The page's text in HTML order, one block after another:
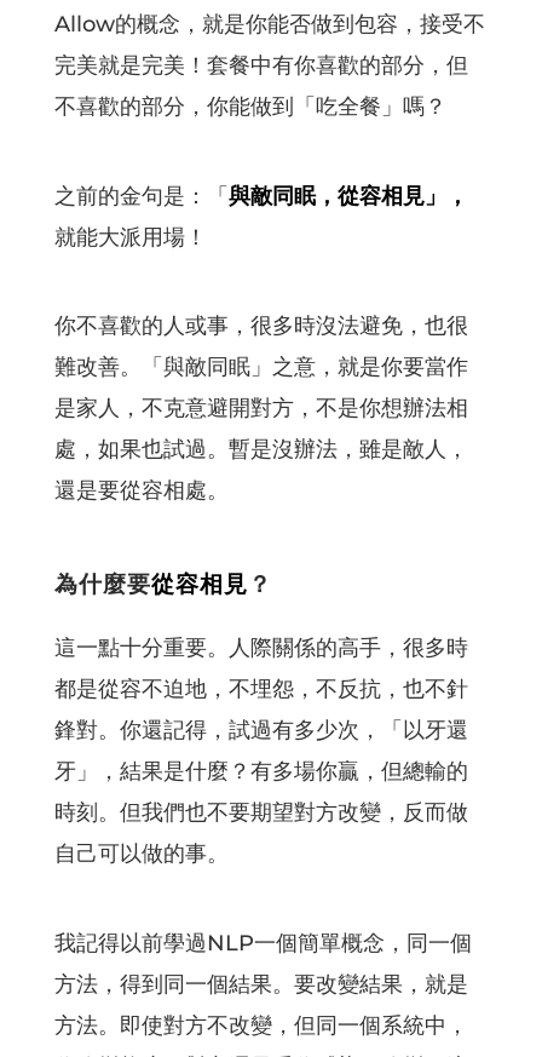
Allow的概念，就是你能否做到包容，接受不
完美就是完美！套餐中有你喜歡的部分，但
不喜歡的部分，你能做到「吃全餐」嗎？
之前的金句是：「與敵同眠，從容相見」，
就能大派用場！
你不喜歡的人或事，很多時沒法避免，也很
難改善。「與敵同眠」之意，就是你要當作
是家人，不克意避開對方，不是你想辦法相
處，如果也試過。暫是沒辦法，雖是敵人，
還是要從容相處。
為什麼要從容相見 ？
這一點十分重要。人際關係的高手，很多時
都是從容不迫地，不埋怨，不反抗，也不針
鋒對。你還記得，試過有多少次，「以牙還
牙」，結果是什麼？有多場你贏，但總輸的
時刻。但我們也不要期望對方改變，反而做
自己可以做的事。
我記得以前學過NLP一個簡單概念，同一個
方法，得到同一個結果。要改變結果，就是
方法。即使對方不改變，但同一個系統中，